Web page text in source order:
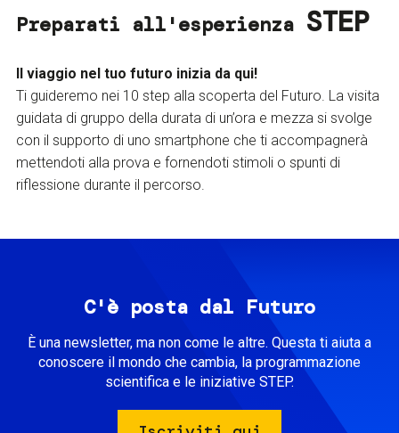
Preparati all'esperienza STEP
Il viaggio nel tuo futuro inizia da qui!
Ti guideremo nei 10 step alla scoperta del Futuro. La visita
guidata di gruppo della durata di un’ora e mezza si svolge
con il supporto di uno smartphone che ti accompagnerà
mettendoti alla prova e fornendoti stimoli o spunti di
riflessione durante il percorso.
C'è posta dal Futuro
È una newsletter, ma non come le altre. Questa ti aiuta a
conoscere il mondo che cambia, la programmazione
scientifica e le iniziative STEP.